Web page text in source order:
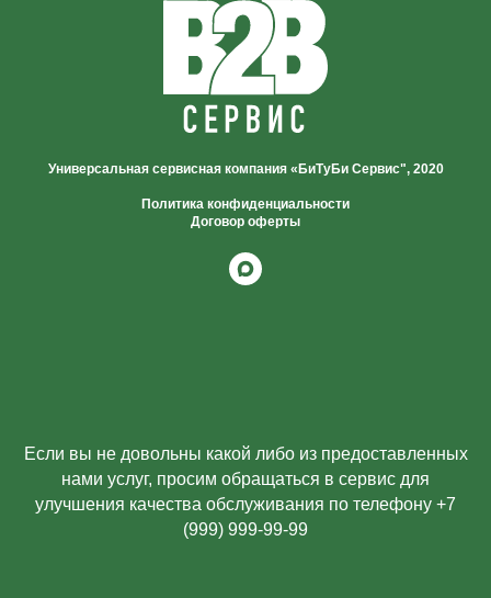
Универсальная сервисная компания «БиТуБи Сервис", 2020
Политика конфиденциальности
Договор оферты
Если вы не довольны какой либо из предоставленных
нами услуг, просим обращаться в сервис для
улучшения качества обслуживания по телефону +7
(999) 999-99-99